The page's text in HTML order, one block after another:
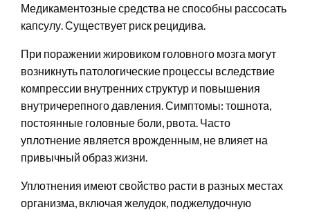
Медикаментозные средства не способны рассосать
капсулу. Существует риск рецидива.
При поражении жировиком головного мозга могут
возникнуть патологические процессы вследствие
компрессии внутренних структур и повышения
внутричерепного давления. Симптомы: тошнота,
постоянные головные боли, рвота. Часто
уплотнение является врожденным, не влияет на
привычный образ жизни.
Уплотнения имеют свойство расти в разных местах
организма, включая желудок, поджелудочную